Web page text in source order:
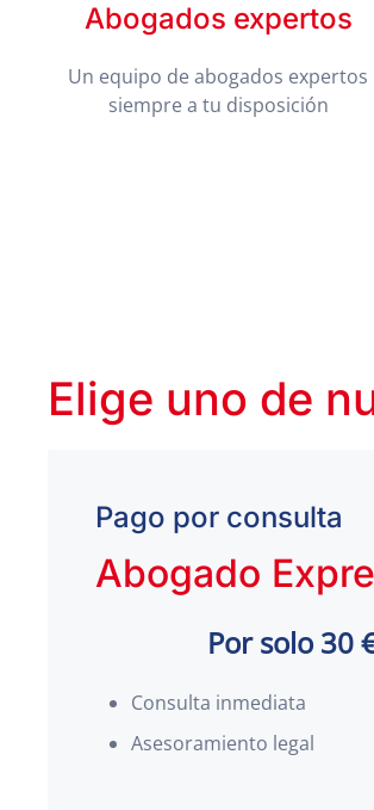
Abogados expertos
Un equipo de abogados expertos
siempre a tu disposición
Elige uno de
Pago por consulta
Abogado
Por solo 30
Consulta inmediata
Asesoramiento legal